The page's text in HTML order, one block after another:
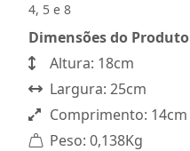
4, 5 e 8
Dimensões do Produto
Altura: 18cm
Largura: 25cm
Comprimento: 14cm
Peso: 0,138Kg